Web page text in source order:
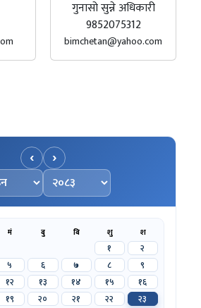
गुनासो सुन्ने अधिकारी
9852075312
bimchetan@yahoo.com
‹
महिना चयन गर्नुहोस्
वर्ष चयन गर्नुहोस्
›
मं बु बि शु श
१
२
५ ६ ७ ८
९
१२ १३ १४ १५
१६
१९ २० २१ २२
२३